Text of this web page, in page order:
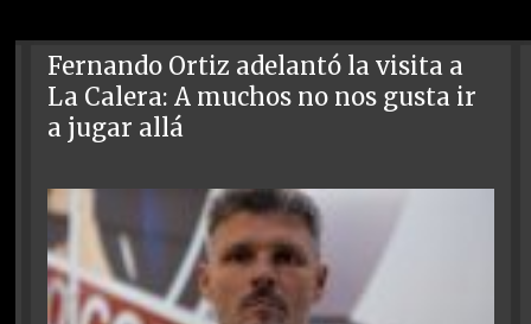
Fernando Ortiz adelantó la visita a
La Calera: A muchos no nos gusta ir
a jugar allá